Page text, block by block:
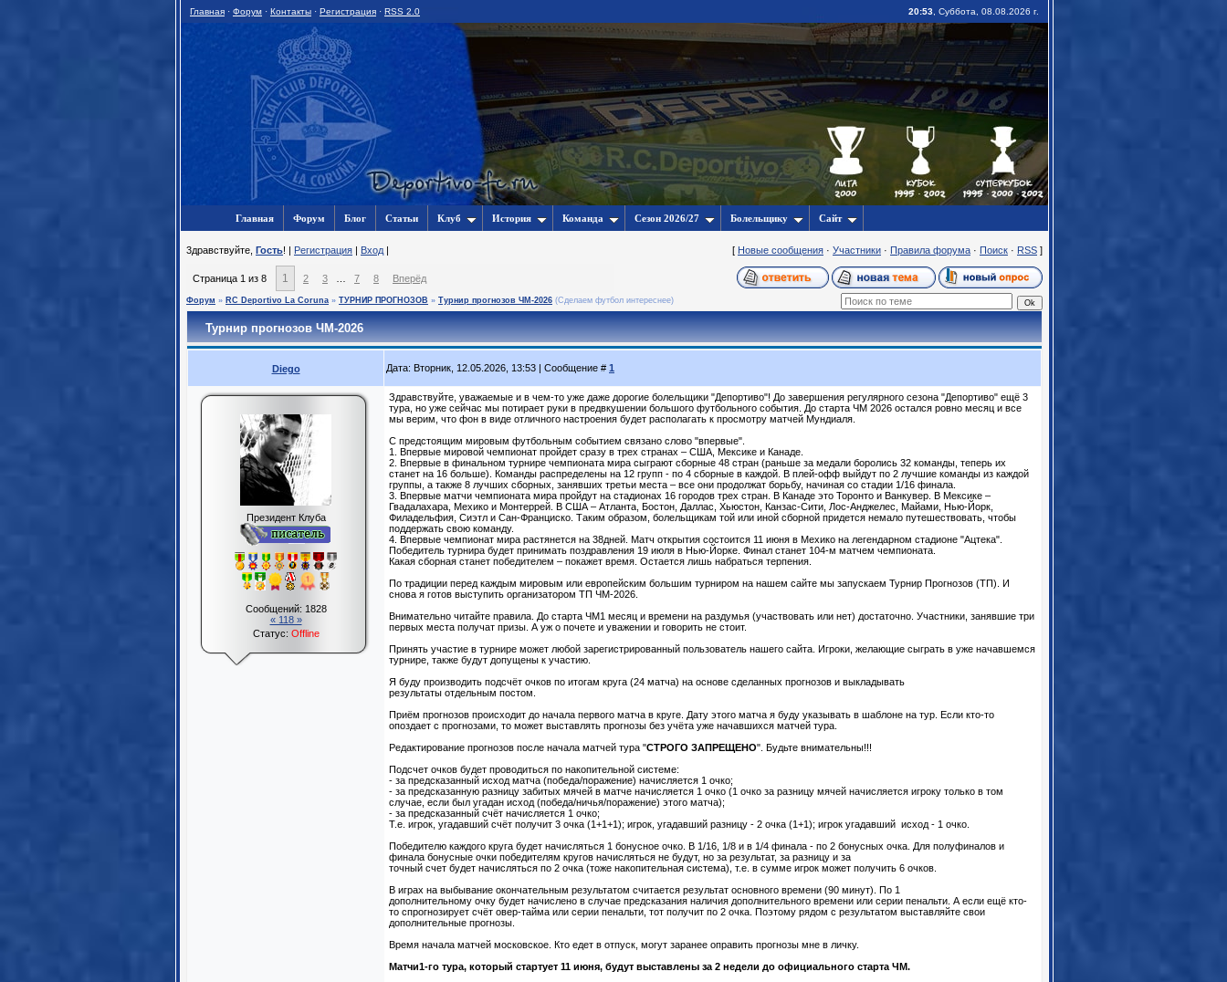
Главная · Форум · Контакты · Регистрация · RSS 2.0 20:53 , Суббота, 08.08.2026 г.
Главная Форум Блог Статьи Клуб История Команда Сезон 2026/27 Болельщику Сайт
3дравствуйте, Гость! | Регистрация | Вход | [ Новые сообщения · Участники · Правила форума · Поиск · RSS ]
Страница 1 из 8 1 2 3 7 8 Вперёд
Форум » RC Deportivo La Coruna » ТУРНИР ПРОГНОЗОВ » Турнир прогнозов ЧМ-2026 (Сделаем футбол интереснее)
Турнир прогнозов ЧМ-2026
Diego Дата: Вторник, 12.05.2026, 13:53 | Сообщение # 1
Президент Клуба
Сообщений: 1828
« 118 »
Статус: Offline
Здравствуйте, уважаемые и в чем-то уже даже дорогие болельщики "Депортиво"! До завершения регулярного сезона "Депортиво" ещё 3
тура, но уже сейчас мы потирает руки в предвкушении большого футбольного события. До старта ЧМ 2026 остался ровно месяц и все
мы верим, что фон в виде отличного настроения будет располагать к просмотру матчей Мундиаля.
С предстоящим мировым футбольным событием связано слово "впервые".
1. Впервые мировой чемпионат пройдет сразу в трех странах – США, Мексике и Канаде.
2. Впервые в финальном турнире чемпионата мира сыграют сборные 48 стран (раньше за медали боролись 32 команды, теперь их
станет на 16 больше). Команды распределены на 12 групп - по 4 сборные в каждой. В плей-офф выйдут по 2 лучшие команды из каждой
группы, а также 8 лучших сборных, занявших третьи места – все они продолжат борьбу, начиная со стадии 1/16 финала.
3. Впервые матчи чемпионата мира пройдут на стадионах 16 городов трех стран. В Канаде это Торонто и Ванкувер. В Мексике –
Гвадалахара, Мехико и Монтеррей. В США – Атланта, Бостон, Даллас, Хьюстон, Канзас-Сити, Лос-Анджелес, Майами, Нью-Йорк,
Филадельфия, Сиэтл и Сан-Франциско. Таким образом, болельщикам той или иной сборной придется немало путешествовать, чтобы
поддержать свою команду.
4. Впервые чемпионат мира растянется на 38дней. Матч открытия состоится 11 июня в Мехико на легендарном стадионе "Ацтека".
Победитель турнира будет принимать поздравления 19 июля в Нью-Йорке. Финал станет 104-м матчем чемпионата.
Какая сборная станет победителем – покажет время. Остается лишь набраться терпения.
По традиции перед каждым мировым или европейским большим турниром на нашем сайте мы запускаем Турнир Прогнозов (ТП). И
снова я готов выступить организатором ТП ЧМ-2026.
Внимательно читайте правила. До старта ЧМ1 месяц и времени на раздумья (участвовать или нет) достаточно. Участники, занявшие три
первых места получат призы. А уж о почете и уважении и говорить не стоит.
Принять участие в турнире может любой зарегистрированный пользователь нашего сайта. Игроки, желающие сыграть в уже начавшемся
турнире, также будут допущены к участию.
Я буду производить подсчёт очков по итогам круга (24 матча) на основе сделанных прогнозов и выкладывать
результаты отдельным постом.
Приём прогнозов происходит до начала первого матча в круге. Дату этого матча я буду указывать в шаблоне на тур. Если кто-то
опоздает с прогнозами, то может выставлять прогнозы без учёта уже начавшихся матчей тура.
Редактирование прогнозов после начала матчей тура "СТРОГО ЗАПРЕЩЕНО". Будьте внимательны!!!
Подсчет очков будет проводиться по накопительной системе:
- за предсказанный исход матча (победа/поражение) начисляется 1 очко;
- за предсказанную разницу забитых мячей в матче начисляется 1 очко (1 очко за разницу мячей начисляется игроку только в том
случае, если был угадан исход (победа/ничья/поражение) этого матча);
- за предсказанный счёт начисляется 1 очко;
Т.е. игрок, угадавший счёт получит 3 очка (1+1+1); игрок, угадавший разницу - 2 очка (1+1); игрок угадавший исход - 1 очко.
Победителю каждого круга будет начисляться 1 бонусное очко. В 1/16, 1/8 и в 1/4 финала - по 2 бонусных очка. Для полуфиналов и
финала бонусные очки победителям кругов начисляться не будут, но за результат, за разницу и за
точный счет будет начисляться по 2 очка (тоже накопительная система), т.е. в сумме игрок может получить 6 очков.
В играх на выбывание окончательным результатом считается результат основного времени (90 минут). По 1
дополнительному очку будет начислено в случае предсказания наличия дополнительного времени или серии пенальти. А если ещё кто-
то спрогнозирует счёт овер-тайма или серии пенальти, тот получит по 2 очка. Поэтому рядом с результатом выставляйте свои
дополнительные прогнозы.
Время начала матчей московское. Кто едет в отпуск, могут заранее оправить прогнозы мне в личку.
Матчи1-го тура, который стартует 11 июня, будут выставлены за 2 недели до официального старта ЧМ.